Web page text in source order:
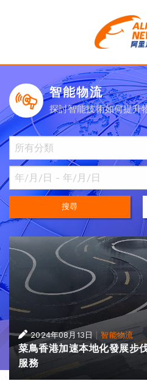
智能物流
探討智能技術如何提升
搜尋
2024年08月13日 |智能物流
菜鳥香港加速本地化發展
服務